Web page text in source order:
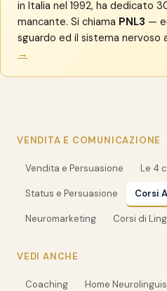
in Italia nel 1992, ha dedicato
mancante. Si chiama PNL3 —
sguardo ed il sistema nervoso
→
VENDITA E COMUNICAZIONE
Vendita e Persuasione Le 4
Status e Persuasione Corsi
Neuromarketing Corsi di
VEDI ANCHE
Coaching Home